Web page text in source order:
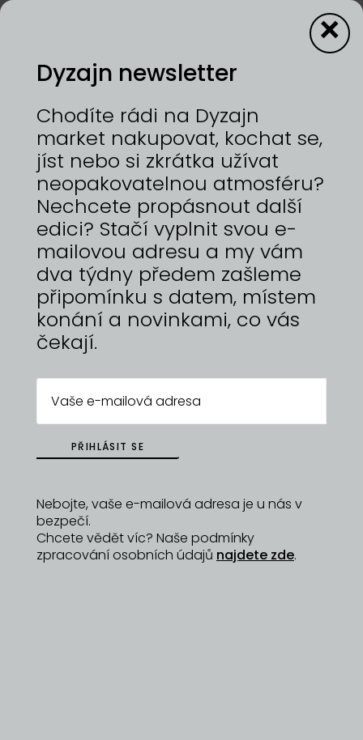
Dyzajn market Jaro
Mapa akce
MAPA A SEZNAM DYZAJNÉRŮ DYZAJN
MARKET JARO 7—8/3/2026
STÁHNOUT .PDF
ZPĚT NA
Fotogalerie
Dyzajn newsletter
Chodíte rádi na Dyzajn
market nakupovat, kochat se,
jíst nebo si zkrátka užívat
neopakovatelnou atmosféru?
Nechcete propásnout další
edici? Stačí vyplnit svou e-
mailovou adresu a my vám
dva týdny předem zašleme
připomínku s datem, místem
konání a novinkami, co vás
čekají.
PŘIHLÁSIT SE
Nebojte, vaše e-mailová adresa je u nás v
bezpečí.
Chcete vědět víc? Naše podmínky
zpracování osobních údajů najdete zde.
×